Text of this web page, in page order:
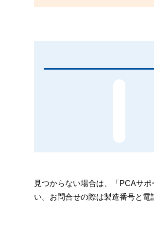
見つからない場合は、「PCAサ
い。お問合せの際は製造番号と電